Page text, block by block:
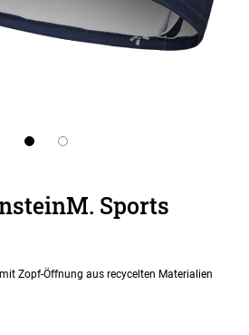
Sports
Zopf-Öffnung aus recycelten Materialien